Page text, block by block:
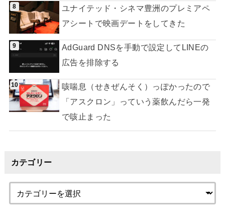
ユナイテッド・シネマ豊洲のプレミアペ
アシートで映画デートをしてきた
AdGuard DNSを手動で設定してLINEの
広告を排除する
咳喘息（せきぜんそく）っぽかったので
「アスクロン」っていう薬飲んだら一発
で咳止まった
カテゴリー